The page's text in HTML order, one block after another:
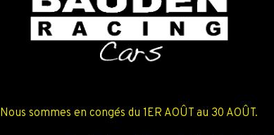
Nous sommes en congés du 1ER AOÛT au 30 AOÛT.